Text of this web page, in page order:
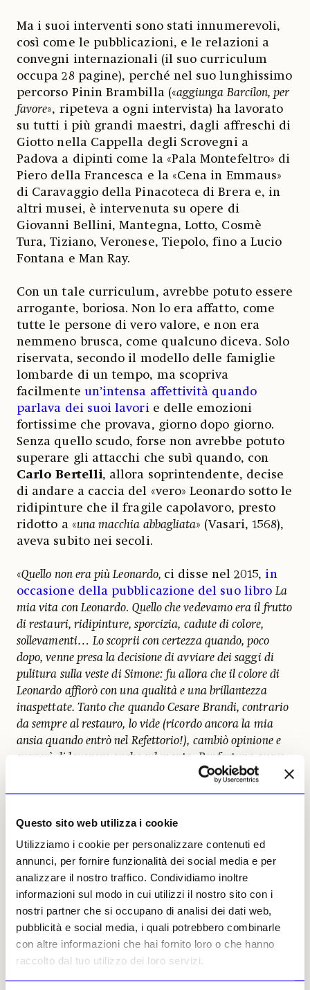
Questo sito web utilizza i cookie
Utilizziamo i cookie per personalizzare contenuti ed
annunci, per fornire funzionalità dei social media e per
analizzare il nostro traffico. Condividiamo inoltre
informazioni sul modo in cui utilizzi il nostro sito con i
nostri partner che si occupano di analisi dei dati web,
pubblicità e social media, i quali potrebbero combinarle
con altre informazioni che hai fornito loro o che hanno
raccolto dal tuo utilizzo dei loro servizi.
Ma i suoi interventi sono stati innumerevoli,
così come le pubblicazioni, e le relazioni a
convegni internazionali (il suo curriculum
occupa 28 pagine), perché nel suo lunghissimo
percorso Pinin Brambilla («aggiunga Barcilon, per
favore», ripeteva a ogni intervista) ha lavorato
su tutti i più grandi maestri, dagli affreschi di
Giotto nella Cappella degli Scrovegni a
Padova a dipinti come la «Pala Montefeltro» di
Piero della Francesca e la «Cena in Emmaus»
di Caravaggio della Pinacoteca di Brera e, in
altri musei, è intervenuta su opere di
Giovanni Bellini, Mantegna, Lotto, Cosmè
Tura, Tiziano, Veronese, Tiepolo, fino a Lucio
Fontana e Man Ray.
Con un tale curriculum, avrebbe potuto essere
arrogante, boriosa. Non lo era affatto, come
tutte le persone di vero valore, e non era
nemmeno brusca, come qualcuno diceva. Solo
riservata, secondo il modello delle famiglie
lombarde di un tempo, ma scopriva
facilmente un’intensa affettività quando
parlava dei suoi lavorie delle emozioni
fortissime che provava, giorno dopo giorno.
Senza quello scudo, forse non avrebbe potuto
superare gli attacchi che subì quando, con
Carlo Bertelli, allora soprintendente, decise
di andare a caccia del «vero» Leonardo sotto le
ridipinture che il fragile capolavoro, presto
ridotto a «una macchia abbagliata» (Vasari, 1568),
aveva subito nei secoli.
«Quello non era più Leonardo, ci disse nel 2015,in
occasione della pubblicazione del suo libro La
mia vita con Leonardo. Quello che vedevamo era il frutto
di restauri, ridipinture, sporcizia, cadute di colore,
sollevamenti… Lo scoprii con certezza quando, poco
dopo, venne presa la decisione di avviare dei saggi di
pulitura sulla veste di Simone: fu allora che il colore di
Leonardo affiorò con una qualità e una brillantezza
inaspettate. Tanto che quando Cesare Brandi, contrario
da sempre al restauro, lo vide (ricordo ancora la mia
ansia quando entrò nel Refettorio!), cambiò opinione e
suggerì di lavorare anche sul manto
Per fortuna avevo
Renzo Zorzi (il
manager di Olivetti, che supportò l’intera
continuare. Ma si sa che quando si è in prima linea si
sarà colpiti per primi. Io però mi ero assunta
quell’impegno e andai avanti, cercando di non prestare
ascolto alle critiche malevole per non deconcentrarmi
Pinin Brambilla Barcilon, l’indomabile signora
del restauro, fondatrice nel 2005 di un polo
d’eccellenza come il Centro per la
Conservazione e il Restauro «La Venaria